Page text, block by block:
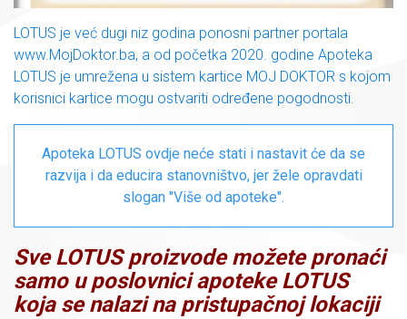
LOTUS je već dugi niz godina ponosni partner portala
www.MojDoktor.ba, a od početka 2020. godine Apoteka
LOTUS je umrežena u sistem kartice MOJ DOKTOR s kojom
korisnici kartice mogu ostvariti određene pogodnosti.
Apoteka LOTUS ovdje neće stati i nastavit će da se
razvija i da educira stanovništvo, jer žele opravdati
slogan "Više od apoteke".
Sve LOTUS proizvode možete pronaći
samo u poslovnici apoteke LOTUS
koja se nalazi na pristupačnoj lokaciji